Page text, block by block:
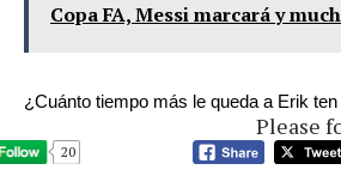
Copa FA, Messi marcará y
¿Cuánto tiempo más le queda a Erik
Please
20